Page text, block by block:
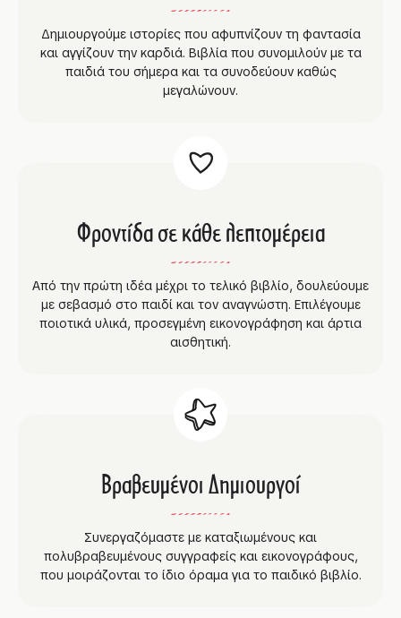
Δημιουργούμε ιστορίες που αφυπνίζουν τη φαντασία
και αγγίζουν την καρδιά. Βιβλία που συνομιλούν με τα
παιδιά του σήμερα και τα συνοδεύουν καθώς
μεγαλώνουν.
Φροντίδα σε κάθε λεπτομέρεια
Από την πρώτη ιδέα μέχρι το τελικό βιβλίο, δουλεύουμε
με σεβασμό στο παιδί και τον αναγνώστη. Επιλέγουμε
ποιοτικά υλικά, προσεγμένη εικονογράφηση και άρτια
αισθητική.
Βραβευμένοι Δημιουργοί
Συνεργαζόμαστε με καταξιωμένους και
πολυβραβευμένους συγγραφείς και εικονογράφους,
που μοιράζονται το ίδιο όραμα για το παιδικό βιβλίο.